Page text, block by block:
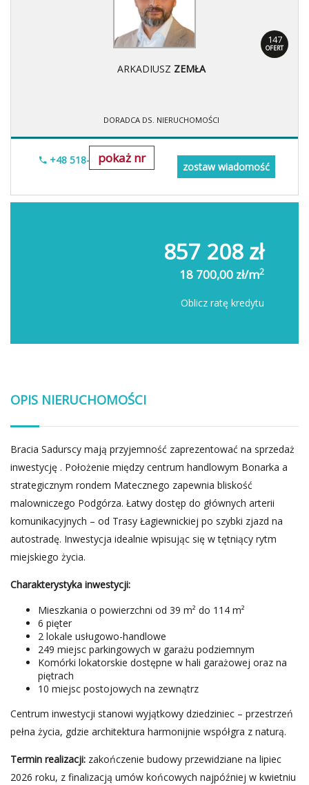
147
OFERT
ARKADIUSZ ZEMŁA
DORADCA DS. NIERUCHOMOŚCI
pokaż nr
+48 518-706-552
zostaw wiadomość
857 208 zł
18 700,00 zł/m2
Oblicz ratę kredytu
OPIS NIERUCHOMOŚCI
Bracia Sadurscy mają przyjemność zaprezentować na sprzedaż
inwestycję . Położenie między centrum handlowym Bonarka a
strategicznym rondem Matecznego zapewnia bliskość
malowniczego Podgórza. Łatwy dostęp do głównych arterii
komunikacyjnych – od Trasy Łagiewnickiej po szybki zjazd na
autostradę. Inwestycja idealnie wpisując się w tętniący rytm
miejskiego życia.
Charakterystyka inwestycji:
Mieszkania o powierzchni od 39 m² do 114 m²
6 pięter
2 lokale usługowo-handlowe
249 miejsc parkingowych w garażu podziemnym
Komórki lokatorskie dostępne w hali garażowej oraz na
piętrach
10 miejsc postojowych na zewnątrz
Centrum inwestycji stanowi wyjątkowy dziedziniec – przestrzeń
pełna życia, gdzie architektura harmonijnie współgra z naturą.
Termin realizacji: zakończenie budowy przewidziane na lipiec
2026 roku, z finalizacją umów końcowych najpóźniej w kwietniu